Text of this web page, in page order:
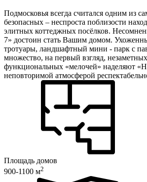
Подмосковья всегда считался одним из
безопасных – неспроста поблизости
элитных коттеджных посёлков.
7» достоин стать Вашим домом.
тротуары, ландшафтный мини - парк с
множество, на первый взгляд,
функциональных «мелочей» наделяют
неповторимой атмосферой
Площадь домов
900-1100 м2